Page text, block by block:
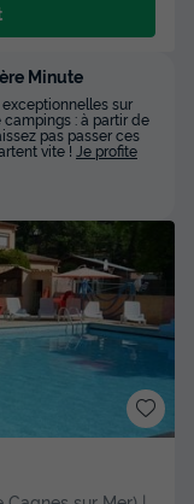
Minute
sur
: à partir de
pas passer ces
vite ! Je profite